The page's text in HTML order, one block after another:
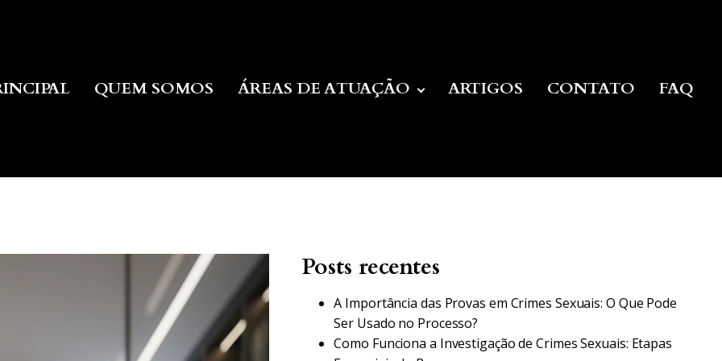
QUEM SOMOS ÁREAS DE ATUAÇÃO ARTIGOS CONTATO FAQ
Posts recentes
A Importância das Provas em Crimes Sexuais: O Que Pode
Ser Usado no Processo?
Como Funciona a Investigação de Crimes Sexuais: Etapas